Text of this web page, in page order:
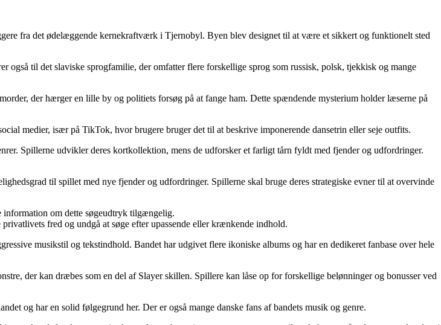
fra det ødelæggende kernekraftværk i Tjernobyl. Byen blev designet til at være et sikkert og funktionelt sted
også til det slaviske sprogfamilie, der omfatter flere forskellige sprog som russisk, polsk, tjekkisk og mange
der hærger en lille by og politiets forsøg på at fange ham. Dette spændende mysterium holder læserne på
medier, især på TikTok, hvor brugere bruger det til at beskrive imponerende dansetrin eller seje outfits.
Spillerne udvikler deres kortkollektion, mens de udforsker et farligt tårn fyldt med fjender og udfordringer.
til spillet med nye fjender og udfordringer. Spillerne skal bruge deres strategiske evner til at overvinde
information om dette søgeudtryk tilgængelig.
fred og undgå at søge efter upassende eller krænkende indhold.
musikstil og tekstindhold. Bandet har udgivet flere ikoniske albums og har en dedikeret fanbase over hele
der kan dræbes som en del af Slayer skillen. Spillere kan låse op for forskellige belønninger og bonusser ved
og har en solid følgegrund her. Der er også mange danske fans af bandets musik og genre.